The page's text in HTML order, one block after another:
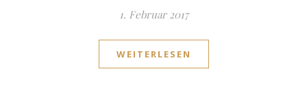
1. Februar 2017
WEITERLESEN